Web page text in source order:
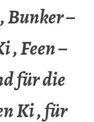
Bunker –
, Feen –
für die
Ki , für